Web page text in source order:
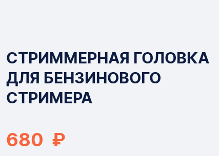
БЕНЗИНОВОГО
СТРИМЕРА
680 ₽
СТРИММЕРНАЯ ГОЛОВКА
ДЛЯ БЕНЗИНОВОГО
СТРИМЕРА